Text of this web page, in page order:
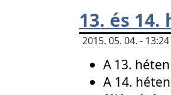
13. és
2015. 05. 04. -
A 13.
A 14.